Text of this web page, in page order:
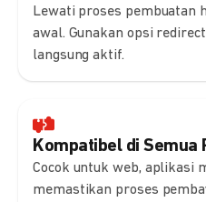
Lewati proses pembuatan
awal. Gunakan opsi
langsung aktif.
Kompatibel di Semua
Cocok untuk web, aplikasi
memastikan proses